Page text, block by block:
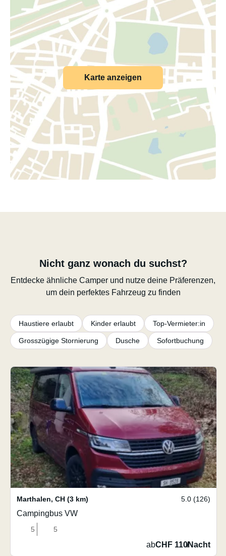
Karte anzeigen
Nicht ganz wonach du suchst?
Entdecke ähnliche Camper und nutze deine Präferenzen,
um dein perfektes Fahrzeug zu finden
Haustiere erlaubt Kinder erlaubt Top-Vermieter:in
Grosszügige Stornierung Dusche Sofortbuchung
Marthalen, CH (3 km) 5.0 (126)
Campingbus VW
5 5
abCHF 110/Nacht